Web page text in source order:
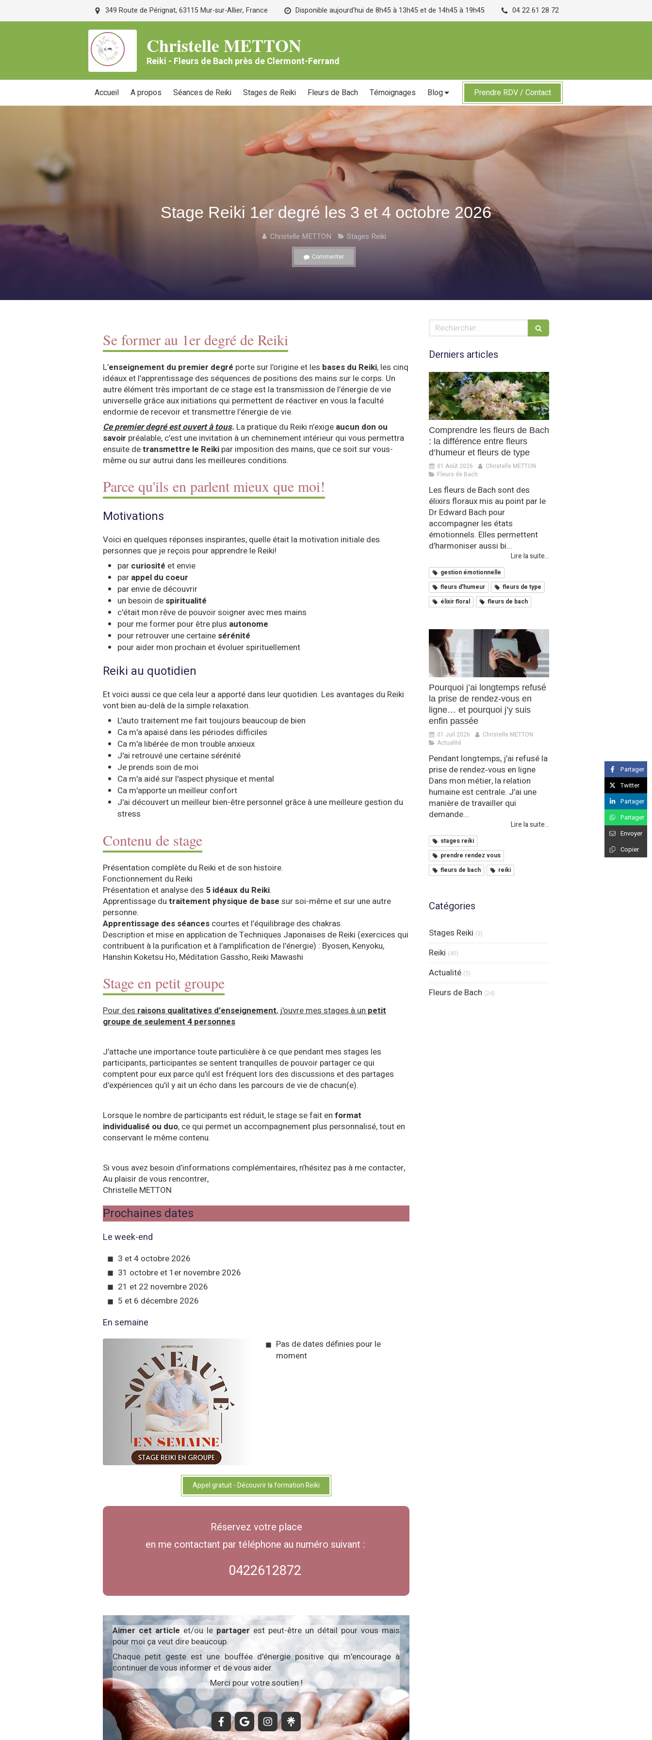
349 Route de Pérignat, 63115 Mur-sur-Allier, France Disponible aujourd'hui de 8h45 à 13h45 et de 14h45 à 19h45 04 22 61 28 72
Christelle METTON
Reiki - Fleurs de Bach près de Clermont-Ferrand
Accueil A propos Séances de Reiki Stages de Reiki Fleurs de Bach Témoignages Blog Prendre RDV / Contact
Stage Reiki 1er degré les 3 et 4 octobre 2026
Christelle METTON Stages Reiki
Commenter
Se former au 1er degré de Reiki
L’enseignement du premier degré porte sur l’origine et les bases du Reiki, les cinq
idéaux et l’apprentissage des séquences de positions des mains sur le corps. Un
autre élément très important de ce stage est la transmission de l’énergie de vie
universelle grâce aux initiations qui permettent de réactiver en vous la faculté
endormie de recevoir et transmettre l’énergie de vie.
Ce premier degré est ouvert à tous. La pratique du Reiki n’exige aucun don ou
savoir préalable, c’est une invitation à un cheminement intérieur qui vous permettra
ensuite detransmettre le Reiki par imposition des mains, que ce soit sur vous-
même ou sur autrui dans les meilleures conditions.
Parce qu'ils en parlent mieux que moi!
Motivations
Voici en quelques réponses inspirantes, quelle était la motivation initiale des
personnes que je reçois pour apprendre le Reiki!
par curiosité et envie
par appel du coeur
par envie de découvrir
un besoin de spiritualité
c'était mon rêve de pouvoir soigner avec mes mains
pour me former pour être plus autonome
pour retrouver une certaine sérénité
pour aider mon prochain et évoluer spirituellement
Reiki au quotidien
Et voici aussi ce que cela leur a apporté dans leur quotidien. Les avantages du Reiki
vont bien au-delà de la simple relaxation.
L'auto traitement me fait toujours beaucoup de bien
Ca m'a apaisé dans les périodes difficiles
Ca m'a libérée de mon trouble anxieux
J'ai retrouvé une certaine sérénité
Je prends soin de moi
Ca m'a aidé sur l'aspect physique et mental
Ca m'apporte un meilleur confort
J'ai découvert un meilleur bien-être personnel grâce à une meilleure gestion du
stress
Contenu de stage
Présentation complète du Reiki et de son histoire.
Fonctionnement du Reiki
Présentation et analyse des 5 idéaux du Reiki.
Apprentissage du traitement physique de base sur soi-même et sur une autre
personne.
Apprentissage des séances courtes et l’équilibrage des chakras.
Description et mise en application de Techniques Japonaises de Reiki (exercices qui
contribuent à la purification et à l’amplification de l’énergie) : Byosen, Kenyoku,
Hanshin Koketsu Ho, Méditation Gassho, Reiki Mawashi
Stage en petit groupe
Pour desraisons qualitatives d’enseignement, j'ouvre mes stages à unpetit
groupe de seulement 4 personnes
J'attache une importance toute particulière à ce que pendant mes stages les
participants, participantes se sentent tranquilles de pouvoir partager ce qui
comptent pour eux parce qu'il est fréquent lors des discussions et des partages
d'expériences qu'il y ait un écho dans les parcours de vie de chacun(e).
Lorsque le nombre de participants est réduit, le stage se fait en format
individualisé ou duo, ce qui permet un accompagnement plus personnalisé, tout en
conservant le même contenu.
Si vous avez besoin d’informations complémentaires, n’hésitez pas à me contacter,
Au plaisir de vous rencontrer,
Christelle METTON
Prochaines dates
Le week-end
3 et 4 octobre 2026
31 octobre et 1er novembre 2026
21 et 22 novembre 2026
5 et 6 décembre 2026
En semaine
Pas de dates définies pour le
moment
Appel gratuit - Découvrir la formation Reiki
Réservez votre place
en me contactant par téléphone au numéro suivant :
0422612872
Aimer cet article et/ou le partager est peut-être un détail pour vous mais
pour moi ça veut dire beaucoup.
Chaque petit geste est une bouffée d'énergie positive qui m'encourage à
continuer de vous informer et de vous aider.
Merci pour votre soutien !
Partager
Twitter
Partager
Partager
Envoyer
Copier
Rechercher
Derniers articles
Comprendre les fleurs de Bach
: la différence entre fleurs
d’humeur et fleurs de type
01 Août 2026
Christelle METTON
Fleurs de Bach
Les fleurs de Bach sont des
élixirs floraux mis au point par le
Dr Edward Bach pour
accompagner les états
émotionnels. Elles permettent
d’harmoniser aussi bi...
Lire la suite...
gestion émotionnelle
fleurs d'humeur
fleurs de type
élixir floral
fleurs de bach
Pourquoi j’ai longtemps refusé
la prise de rendez‑vous en
ligne… et pourquoi j’y suis
enfin passée
01 Juil 2026
Christelle METTON
Actualité
Pendant longtemps, j’ai refusé la
prise de rendez‑vous en ligne
Dans mon métier, la relation
humaine est centrale. J’ai une
manière de travailler qui
demande...
Lire la suite...
stages reiki
prendre rendez vous
fleurs de bach
reiki
Catégories
Stages Reiki (3)
Reiki (40)
Actualité (5)
Fleurs de Bach (24)